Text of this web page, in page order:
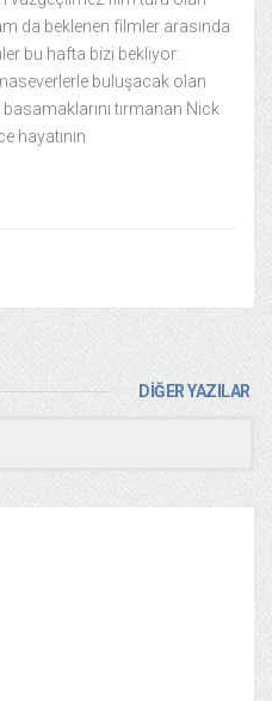
da beklenen filmler arasında
bu hafta bizi bekliyor:
buluşacak olan
tırmanan Nick
hayatının
DİĞER YAZILAR